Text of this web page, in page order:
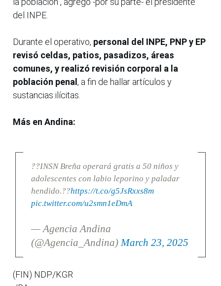
del INPE.
Durante el operativo, personal del INPE, PNP y EP
revisó celdas, patios, pasadizos, áreas
comunes, y realizó revisión corporal a la
población penal , a fin de hallar artículos y
sustancias ilícitas.
Más en Andina:
??INSN Breña operará gratis a 50 niños y
adolescentes con labio leporino y paladar
hendido.??https://t.co/g5JsRxxs8m
pic.twitter.com/u2smn1eDmA
— Agencia Andina
(@Agencia_Andina)March 23, 2025
(FIN) NDP/KGR